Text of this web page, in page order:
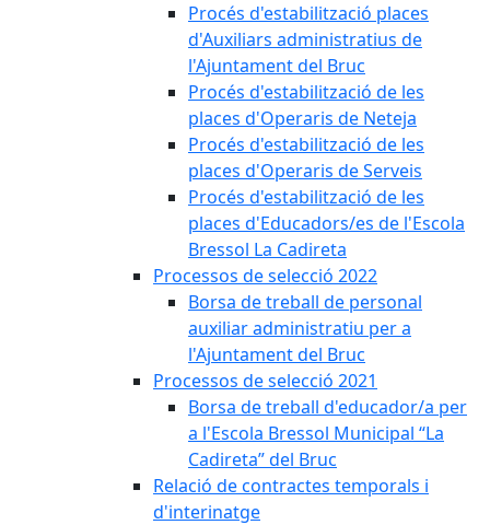
Procés d'estabilització places
d'Auxiliars administratius de
l'Ajuntament del Bruc
Procés d'estabilització de les
places d'Operaris de Neteja
Procés d'estabilització de les
places d'Operaris de Serveis
Procés d'estabilització de les
places d'Educadors/es de l'Escola
Bressol La Cadireta
Processos de selecció 2022
Borsa de treball de personal
auxiliar administratiu per a
l'Ajuntament del Bruc
Processos de selecció 2021
Borsa de treball d'educador/a per
a l'Escola Bressol Municipal “La
Cadireta” del Bruc
Relació de contractes temporals i
d'interinatge